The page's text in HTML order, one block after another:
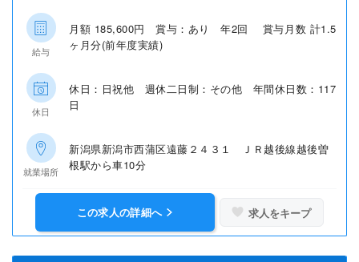
給与
月額 185,600円 賞与：あり 年2回 賞与月数 計1.5
ヶ月分(前年度実績)
休日
休日：日祝他 週休二日制：その他 年間休日数：117
日
就業場所
新潟県新潟市西蒲区遠藤２４３１ ＪＲ越後線越後曽
根駅から車10分
この求人の詳細へ 求人をキープ